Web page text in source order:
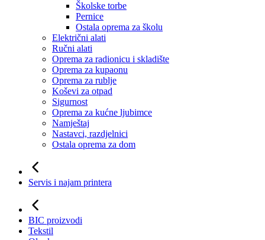
Školske torbe
Pernice
Ostala oprema za školu
Električni alati
Ručni alati
Oprema za radionicu i skladište
Oprema za kupaonu
Oprema za rublje
Koševi za otpad
Sigurnost
Oprema za kućne ljubimce
Namještaj
Nastavci, razdjelnici
Ostala oprema za dom
Servis i najam printera
BIC proizvodi
Tekstil